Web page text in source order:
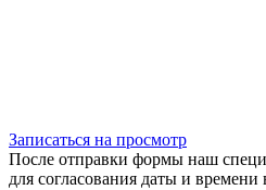
Записаться на просмотр
После отправки формы наш
для согласования даты и времени